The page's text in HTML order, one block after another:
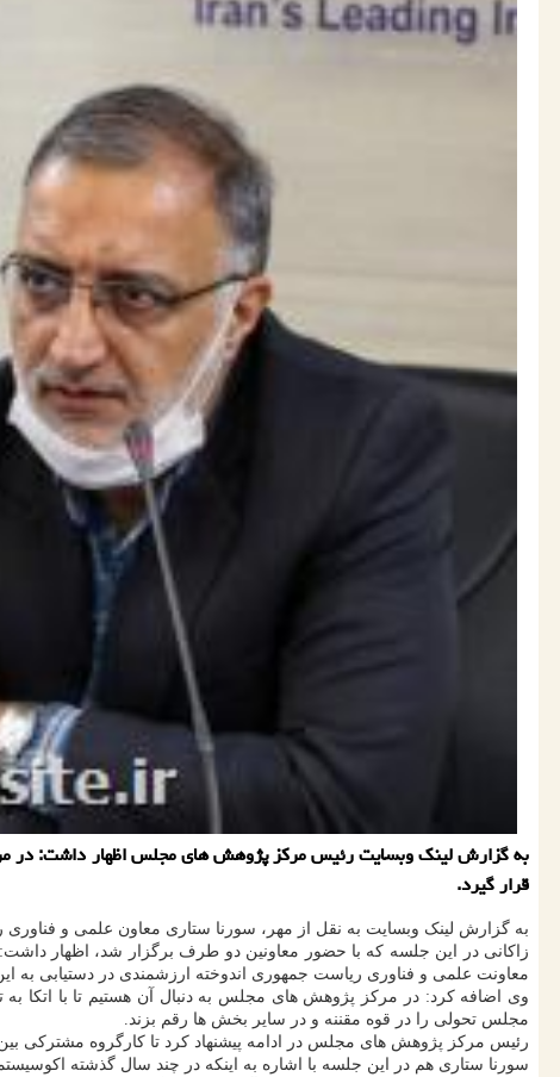
به گزارش لینك وبسایت رئیس مركز پژوهش های مجلس اظهار داشت: در
قرار گیرد.
به گزارش لینک وبسایت به نقل از مهر، سورنا ستاری معاون علمی و
زاکانی در این جلسه که با حضور معاونین دو طرف برگزار شد، اظهار
معاونت علمی و فناوری ریاست جمهوری اندوخته ارزشمندی در دستیابی به این
وی اضافه کرد: در مرکز پژوهش های مجلس به دنبال آن هستیم تا با اتکا
مجلس تحولی را در قوه مقننه و در سایر بخش ها رقم بزند.
رئیس مرکز پژوهش های مجلس در ادامه پیشنهاد کرد تا کارگروه مشترکی
سورنا ستاری هم در این جلسه با اشاره به اینکه در چند سال گذشته